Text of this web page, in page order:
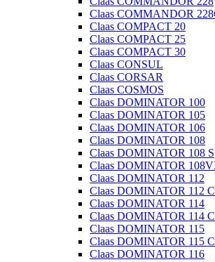
Claas COMMANDOR
Claas COMPACT 20
Claas COMPACT 25
Claas COMPACT 30
Claas CONSUL
Claas CORSAR
Claas COSMOS
Claas DOMINATOR 100
Claas DOMINATOR 105
Claas DOMINATOR 106
Claas DOMINATOR 108
Claas DOMINATOR 108 S
Claas DOMINATOR
Claas DOMINATOR 112
Claas DOMINATOR 112
Claas DOMINATOR 114
Claas DOMINATOR 114
Claas DOMINATOR 115
Claas DOMINATOR 115
Claas DOMINATOR 116